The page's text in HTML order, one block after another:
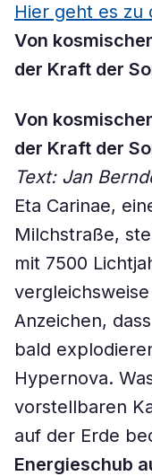
Hier geht es zu
Von
der Kraft der
Von
der Kraft der
Text: Jan
Eta Carinae,
Milchstraße,
mit 7500
Anzeichen,
bald
Hypernova.
vorstellbaren
auf der Erde
Energieschub